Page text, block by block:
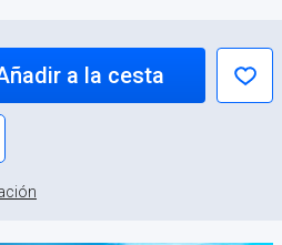
a la cesta